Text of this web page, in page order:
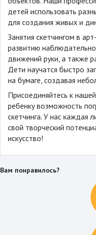
детей использовать
для создания живых и
Занятия скетчингом в
развитию
движений руки, а также
Дети научатся быстро
на бумаге, создавая
Присоединяйтесь к
ребенку возможность
скетчинга. У нас каждая
свой творческий
искусство!
Вам понравилось?